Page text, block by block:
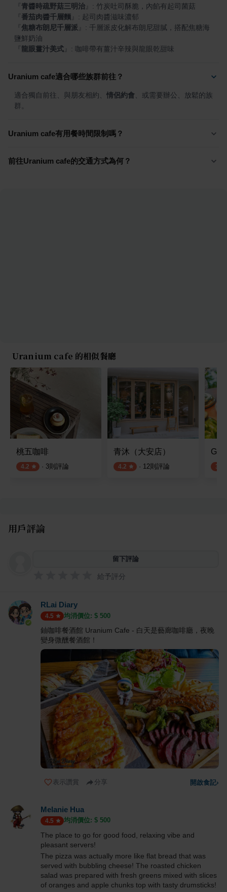
青醬時疏野菇三明治
番茄肉醬千層麵
焦糖布朗尼千層派
: 千層派皮化解布朗尼甜膩，搭配焦糖海
龍眼薑汁美式 : 咖啡帶有薑汁辛辣與龍眼乾甜味
Uranium cafe適合哪些族群前往？
適合獨自前往、與朋友相約、 情侶約會 、或需要辦公、放鬆的族
群。
Uranium cafe有用餐時間限制嗎？
前往Uranium cafe的交通方式為何？
Uranium cafe 的相似餐廳
桃五咖啡
4.2 · 3則評論
青沐（大安店）
4.2 · 12則評論 3.9
用戶評論
留下評論
給予評分
RLai Diary
4.5 均消價位: $ 500
鈾咖啡餐酒館 Uranium Cafe - 白天是藝廊咖啡廳，夜晚
變身微醺餐酒館！
表示讚賞 分享 開啟食記›
Melanie Hua
4.5 均消價位: $ 500
The place to go for good food, relaxing vibe and
pleasant servers!
The pizza was actually more like flat bread that was
served with bubbling cheese! The roasted chicken
salad was prepared with fresh greens mixed with slices
of oranges and apple chunks top with tasty drumsticks!